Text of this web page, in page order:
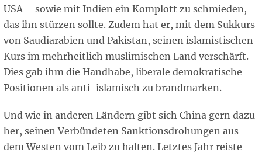
USA – sowie mit Indien ein Komplott zu schmieden,
das ihn stürzen sollte. Zudem hat er, mit dem Sukkurs
von Saudiarabien und Pakistan, seinen islamistischen
Kurs im mehrheitlich muslimischen Land verschärft.
Dies gab ihm die Handhabe, liberale demokratische
Positionen als anti-islamisch zu brandmarken.
Und wie in anderen Ländern gibt sich China gern dazu
her, seinen Verbündeten Sanktionsdrohungen aus
dem Westen vom Leib zu halten. Letztes Jahr reiste